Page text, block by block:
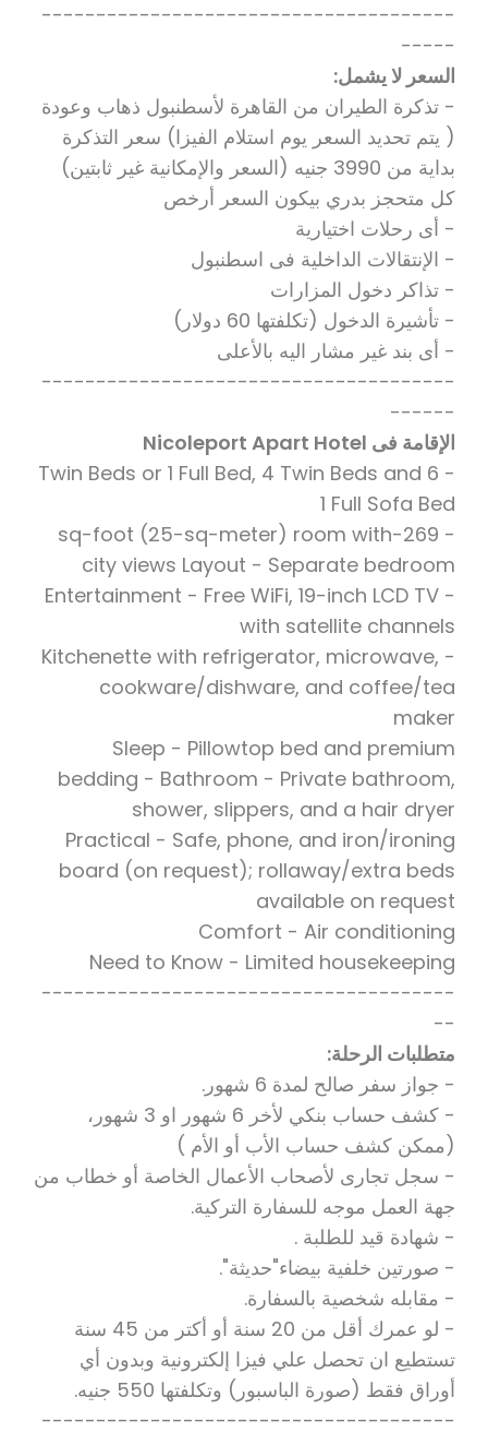
--------------------------------------
-----
السعر لا يشمل:
- تذكرة الطيران من القاهرة لأسطنبول ذهاب وعودة
( يتم تحديد السعر يوم استلام الفيزا) سعر التذكرة
بداية من 3990 جنيه (السعر والإمكانية غير ثابتين)
كل متحجز بدري بيكون السعر أرخص
- أى رحلات اختيارية
- الإنتقالات الداخلية فى اسطنبول
- تذاكر دخول المزارات
- تأشيرة الدخول (تكلفتها 60 دولار)
- أى بند غير مشار اليه بالأعلى
--------------------------------------
------
الإقامة فى Nicoleport Apart Hotel
- 6 Twin Beds or 1 Full Bed, 4 Twin Beds and
1 Full Sofa Bed
- 269-sq-foot (25-sq-meter) room with
city views Layout - Separate bedroom
- Entertainment - Free WiFi, 19-inch LCD TV
with satellite channels
- Kitchenette with refrigerator, microwave,
cookware/dishware, and coffee/tea
maker
Sleep - Pillowtop bed and premium
bedding - Bathroom - Private bathroom,
shower, slippers, and a hair dryer
Practical - Safe, phone, and iron/ironing
board (on request); rollaway/extra beds
available on request
Comfort - Air conditioning
Need to Know - Limited housekeeping
--------------------------------------
--
متطلبات الرحلة:
- جواز سفر صالح لمدة 6 شهور.
- كشف حساب بنكي لأخر 6 شهور او 3 شهور،
(ممكن كشف حساب الأب أو الأم )
- سجل تجارى لأصحاب الأعمال الخاصة أو خطاب من
جهة العمل موجه للسفارة التركية.
- شهادة قيد للطلبة .
- صورتين خلفية بيضاء"حديثة".
- مقابله شخصية بالسفارة.
- لو عمرك أقل من 20 سنة أو أكتر من 45 سنة
تستطيع ان تحصل علي فيزا إلكترونية وبدون أي
أوراق فقط (صورة الباسبور) وتكلفتها 550 جنيه.
--------------------------------------